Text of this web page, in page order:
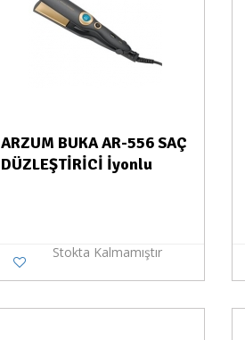
ARZUM BUKA AR-556 SAÇ
DÜZLEŞTİRİCİ İyonlu
Stokta Kalmamıştır